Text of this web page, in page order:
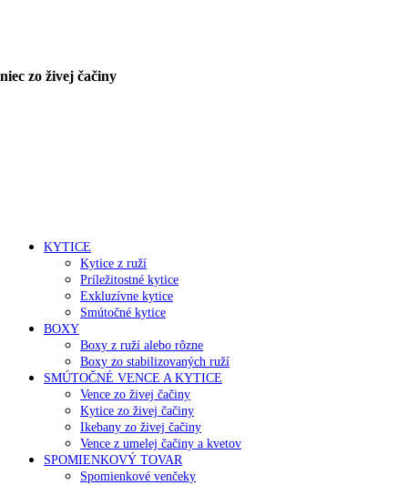
zo živej čačiny
KYTICE
Kytice z ruží
Príležitostné kytice
Exkluzívne kytice
Smútočné kytice
BOXY
Boxy z ruží alebo rôzne
Boxy zo stabilizovaných ruží
SMÚTOČNÉ VENCE A KYTICE
Vence zo živej čačiny
Kytice zo živej čačiny
Ikebany zo živej čačiny
Vence z umelej čačiny a kvetov
SPOMIENKOVÝ TOVAR
Spomienkové venčeky